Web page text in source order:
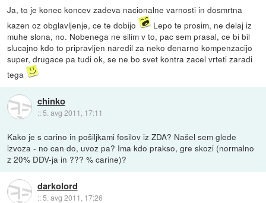
Ja, to je konec koncev zadeva nacionalne varnosti in dosmrtna
kazen oz obglavljenje, ce te dobijo
Lepo te prosim, ne delaj iz
muhe slona, no. Nobenega ne silim v to, pac sem prasal, ce bi bil
slucajno kdo to pripravljen naredil za neko denarno kompenzacijo
super, drugace pa tudi ok, se ne bo svet kontra zacel vrteti zaradi
tega
chinko
:: 5. avg 2011, 17:11
Kako je s carino in pošiljkami fosilov iz ZDA? Našel sem glede
izvoza - no can do, uvoz pa? Ima kdo prakso, gre skozi (normalno
z 20% DDV-ja in ??? % carine)?
darkolord
::5. avg 2011, 17:26